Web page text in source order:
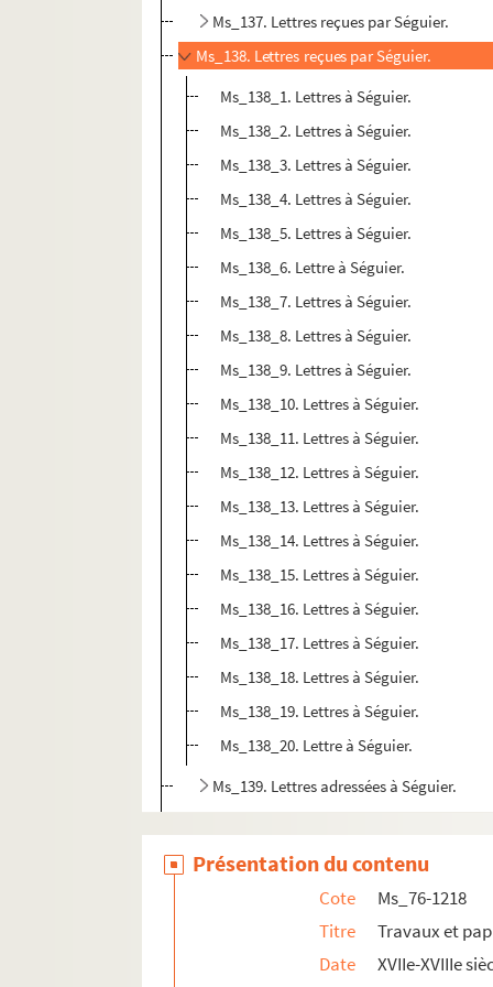
Ms_137. Lettres reçues par Séguier.
Ms_138. Lettres reçues par Séguier.
Ms_138_1. Lettres à Séguier.
Ms_138_2. Lettres à Séguier.
Ms_138_3. Lettres à Séguier.
Ms_138_4. Lettres à Séguier.
Ms_138_5. Lettres à Séguier.
Ms_138_6. Lettre à Séguier.
Ms_138_7. Lettres à Séguier.
Ms_138_8. Lettres à Séguier.
Ms_138_9. Lettres à Séguier.
Ms_138_10. Lettres à Séguier.
Ms_138_11. Lettres à Séguier.
Ms_138_12. Lettres à Séguier.
Ms_138_13. Lettres à Séguier.
Ms_138_14. Lettres à Séguier.
Ms_138_15. Lettres à Séguier.
Ms_138_16. Lettres à Séguier.
Ms_138_17. Lettres à Séguier.
Ms_138_18. Lettres à Séguier.
Ms_138_19. Lettres à Séguier.
Ms_138_20. Lettre à Séguier.
Ms_139. Lettres adressées à Séguier.
Ms_141. Lettres reçues par Séguier.
Ms_142. Lettres reçues par Séguier.
Ms_143. Lettres reçues par Séguier.
Ms_144. Lettres à Séguier.
Présentation du contenu
Cote
Ms_76-1218
Titre
Travaux et
Date
XVIIe-XVIIIe